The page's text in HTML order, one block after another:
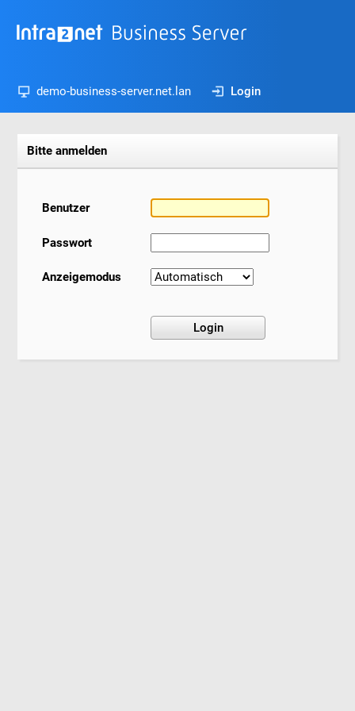
demo-business-server.net.lan Login
Bitte anmelden
Benutzer
Passwort
Anzeigemodus